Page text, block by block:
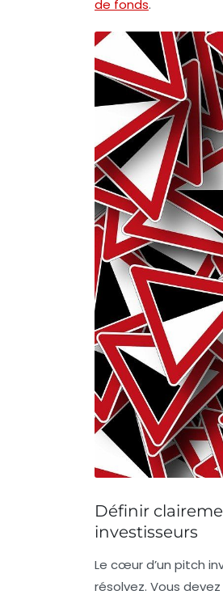
de fonds.
Définir
investisseurs
Le cœur d’un pitch
résolvez. Vous